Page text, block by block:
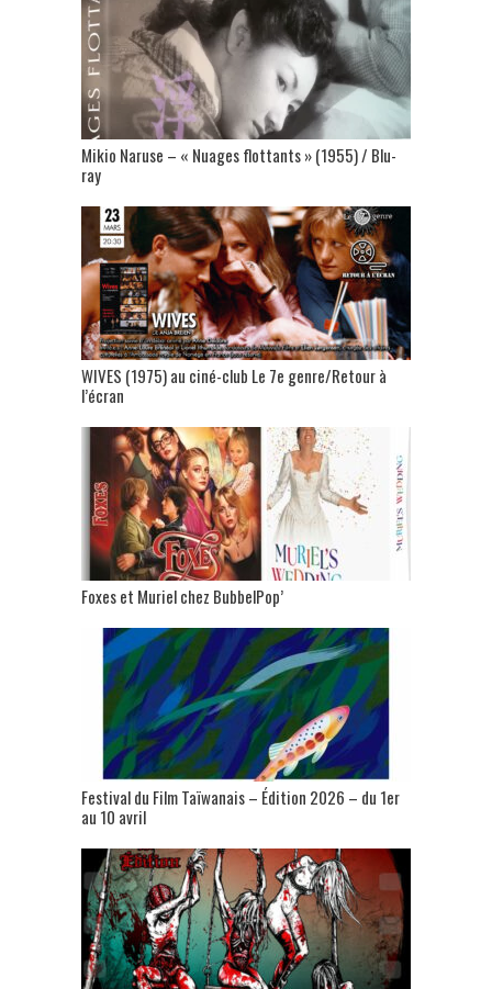
Mikio Naruse – « Nuages flottants » (1955) / Blu-
ray
WIVES (1975) au ciné-club Le 7e genre/Retour à
l’écran
Foxes et Muriel chez BubbelPop’
Festival du Film Taïwanais – Édition 2026 – du 1er
au 10 avril